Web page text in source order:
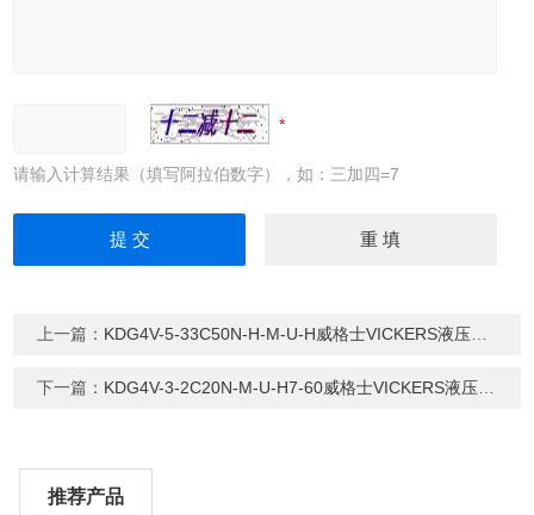
请输入计算结果（填写阿拉伯数字），如：三加四=7
上一篇： KDG4V-5-33C50N-H-M-U-H威格士VICKERS液压比例阀
下一篇： KDG4V-3-2C20N-M-U-H7-60威格士VICKERS液压比例阀
推荐产品